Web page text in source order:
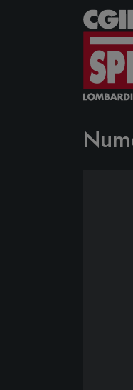
Vai al contenuto